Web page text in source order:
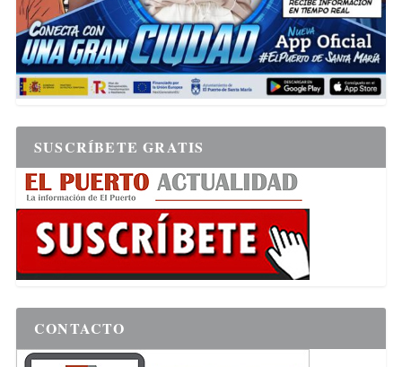
SUSCRÍBETE GRATIS
CONTACTO